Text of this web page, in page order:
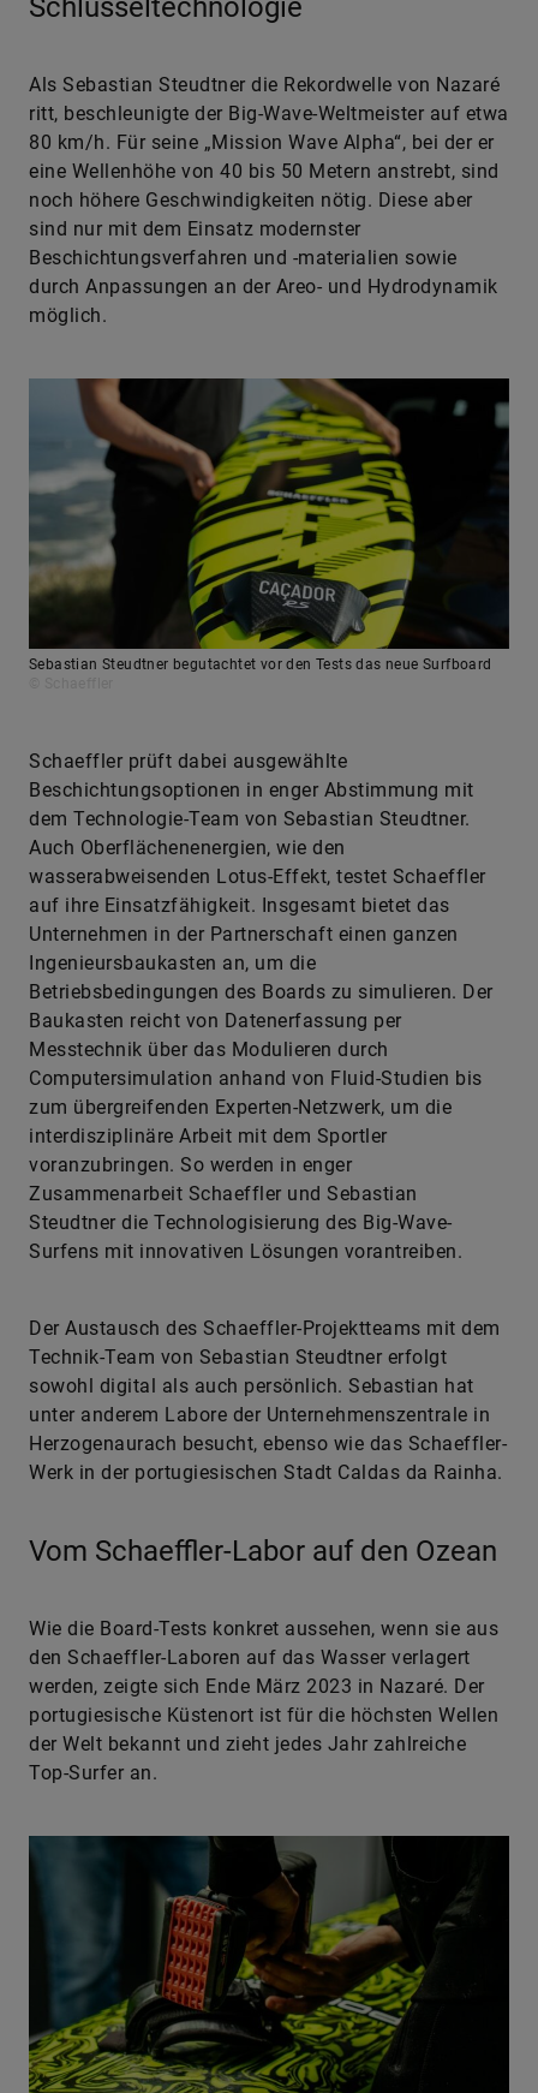
Schlüsseltechnologie
Als Sebastian Steudtner die Rekordwelle von Nazaré
ritt, beschleunigte der Big-Wave-Weltmeister auf etwa
80 km/h. Für seine „Mission Wave Alpha“, bei der er
eine Wellenhöhe von 40 bis 50 Metern anstrebt, sind
noch höhere Geschwindigkeiten nötig. Diese aber
sind nur mit dem Einsatz modernster
Beschichtungsverfahren und -materialien sowie
durch Anpassungen an der Areo- und Hydrodynamik
möglich.
Sebastian Steudtner begutachtet vor den Tests das neue Surfboard
Schaeffler prüft dabei ausgewählte
Beschichtungsoptionen in enger Abstimmung mit
dem Technologie-Team von Sebastian Steudtner.
Auch Oberflächenenergien, wie den
wasserabweisenden Lotus-Effekt, testet Schaeffler
auf ihre Einsatzfähigkeit. Insgesamt bietet das
Unternehmen in der Partnerschaft einen ganzen
Ingenieursbaukasten an, um die
Betriebsbedingungen des Boards zu simulieren. Der
Baukasten reicht von Datenerfassung per
Messtechnik über das Modulieren durch
Computersimulation anhand von Fluid-Studien bis
zum übergreifenden Experten-Netzwerk, um die
interdisziplinäre Arbeit mit dem Sportler
voranzubringen. So werden in enger
Zusammenarbeit Schaeffler und Sebastian
Steudtner die Technologisierung des Big-Wave-
Surfens mit innovativen Lösungen vorantreiben.
Der Austausch des Schaeffler-Projektteams mit dem
Technik-Team von Sebastian Steudtner erfolgt
sowohl digital als auch persönlich. Sebastian hat
unter anderem Labore der Unternehmenszentrale in
Herzogenaurach besucht, ebenso wie das Schaeffler-
Werk in der portugiesischen Stadt Caldas da Rainha.
Vom Schaeffler-Labor auf den Ozean
Wie die Board-Tests konkret aussehen, wenn sie aus
den Schaeffler-Laboren auf das Wasser verlagert
werden, zeigte sich Ende März 2023 in Nazaré. Der
portugiesische Küstenort ist für die höchsten Wellen
der Welt bekannt und zieht jedes Jahr zahlreiche
Top-Surfer an.